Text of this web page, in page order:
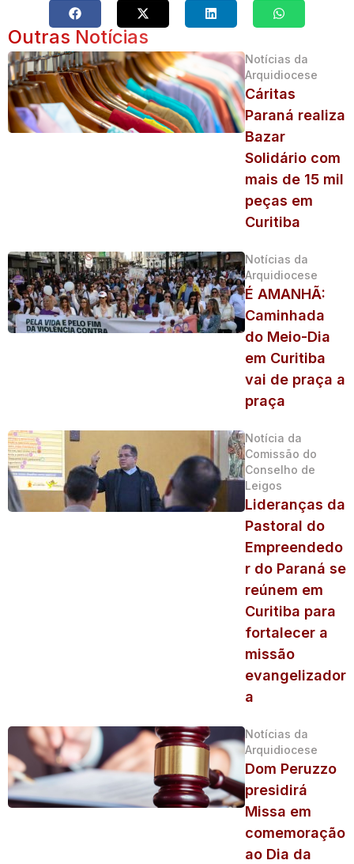
Outras Notícias
Notícias da
Arquidiocese
Cáritas
Paraná realiza
Bazar
Solidário com
mais de 15 mil
peças em
Curitiba
Notícias da
Arquidiocese
É AMANHÃ:
Caminhada
do Meio-Dia
em Curitiba
vai de praça a
praça
Notícia da
Comissão do
Conselho de
Leigos
Lideranças da
Pastoral do
Empreendedo
r do Paraná se
reúnem em
Curitiba para
fortalecer a
missão
evangelizador
a
Notícias da
Arquidiocese
Dom Peruzzo
presidirá
Missa em
comemoração
ao Dia da